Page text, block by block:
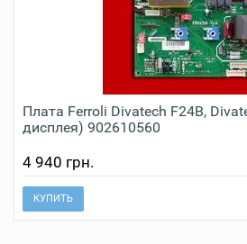
Плата Ferroli Divatech F24B,
дисплея) 902610560
4 940 грн.
КУПИТЬ